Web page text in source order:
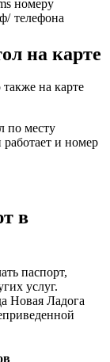
номеру
телефона
на карте
на карте
по месту
работает и номер
в
паспорт,
услуг.
Новая Ладога